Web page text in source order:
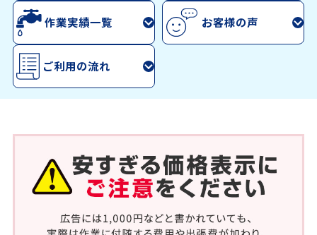
作業実績一覧 お客様の声
ご利用の流れ